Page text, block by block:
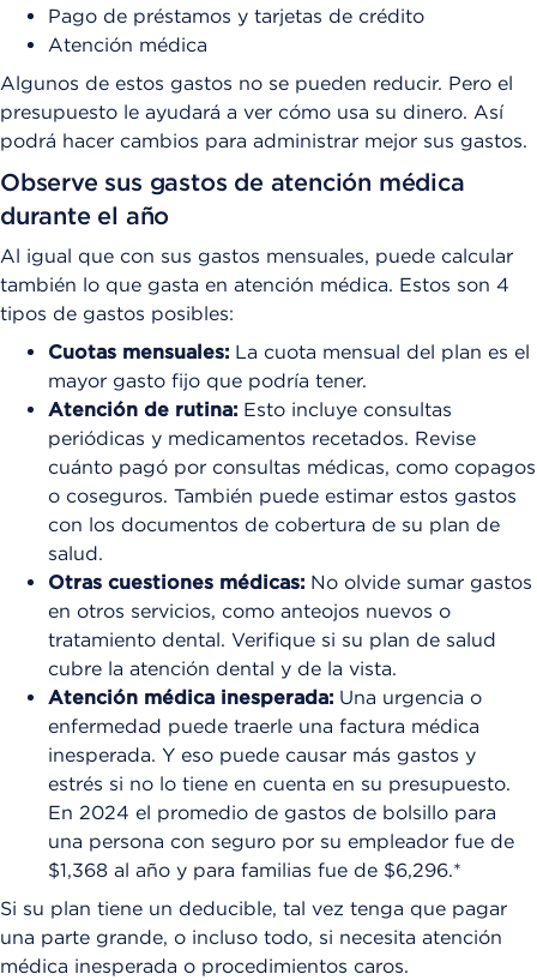
Pago de préstamos y tarjetas de crédito
Atención médica
Algunos de estos gastos no se pueden reducir. Pero el
presupuesto le ayudará a ver cómo usa su dinero. Así
podrá hacer cambios para administrar mejor sus gastos.
Observe sus gastos de atención médica
durante el año
Al igual que con sus gastos mensuales, puede calcular
también lo que gasta en atención médica. Estos son 4
tipos de gastos posibles:
Cuotas mensuales: La cuota mensual del plan es el
mayor gasto fijo que podría tener.
Atención de rutina: Esto incluye consultas
periódicas y medicamentos recetados. Revise
cuánto pagó por consultas médicas, como copagos
o coseguros. También puede estimar estos gastos
con los documentos de cobertura de su plan de
salud.
Otras cuestiones médicas: No olvide sumar gastos
en otros servicios, como anteojos nuevos o
tratamiento dental. Verifique si su plan de salud
cubre la atención dental y de la vista.
Atención médica inesperada: Una urgencia o
enfermedad puede traerle una factura médica
inesperada. Y eso puede causar más gastos y
estrés si no lo tiene en cuenta en su presupuesto.
En 2024 el promedio de gastos de bolsillo para
una persona con seguro por su empleador fue de
$1,368 al año y para familias fue de $6,296.*
Si su plan tiene un deducible, tal vez tenga que pagar
una parte grande, o incluso todo, si necesita atención
médica inesperada o procedimientos caros.